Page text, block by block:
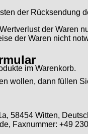
im Warenkorb.
der Rücksendung
der Waren
der Waren nicht
wollen, dann füllen
58454 Witten,
Faxnummer: +49